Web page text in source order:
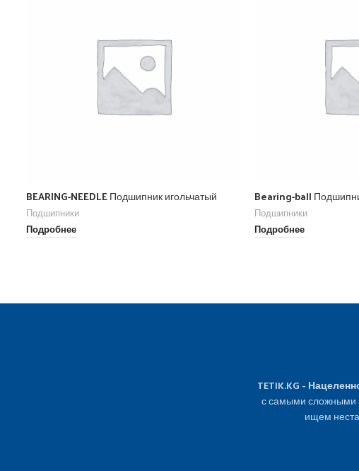
BEARING-NEEDLE Подшипник игольчатый
Подшипники
Подробнее
Bearing-ball
Подшипники
Подробнее
TETIK.KG -
с самыми сложными
ищем